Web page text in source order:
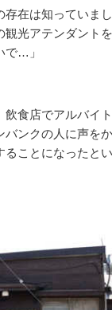
存在は知っていま
観光アテンダント
で…」
食店でアルバイ
バンクの人に声を
ことになったとい